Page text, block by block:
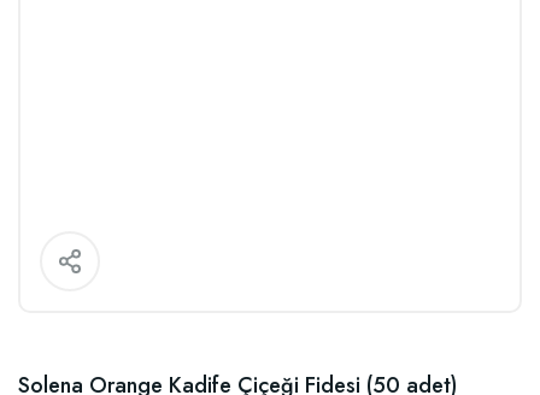
Solena Orange Kadife Çiçeği Fidesi (50 adet)